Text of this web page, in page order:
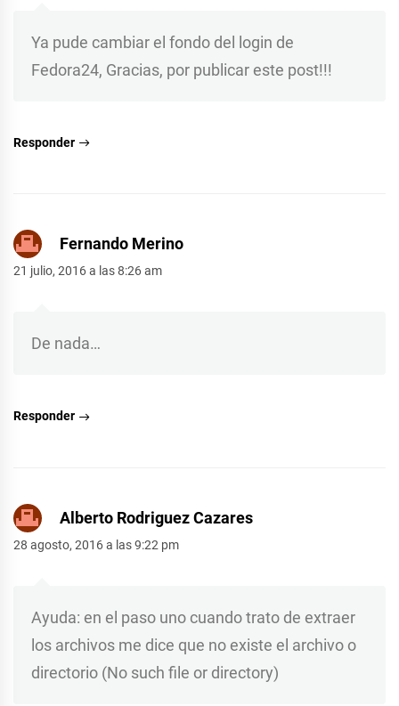
Ya pude cambiar el fondo del login de
Fedora24, Gracias, por publicar este post!!!
Responder
Fernando Merino
21 julio, 2016 a las 8:26 am
De nada…
Responder
Alberto Rodriguez Cazares
28 agosto, 2016 a las 9:22 pm
Ayuda: en el paso uno cuando trato de extraer
los archivos me dice que no existe el archivo o
directorio (No such file or directory)